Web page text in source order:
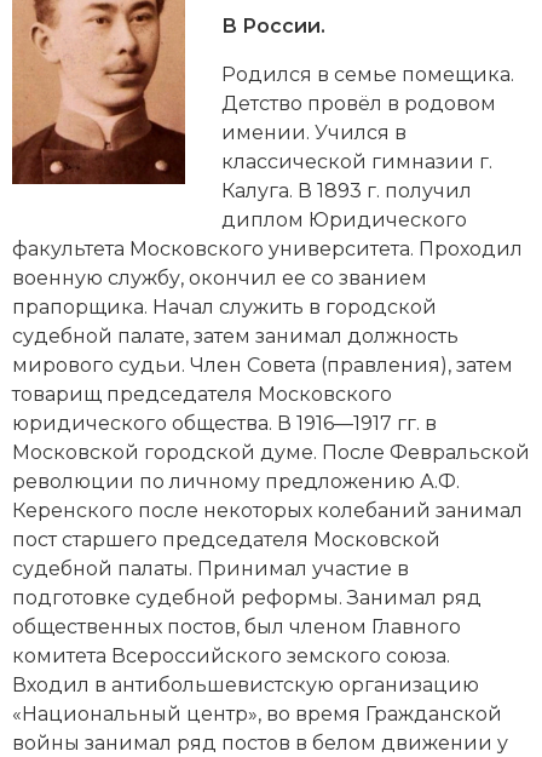
Генеалогия, геральдика
Государство и право
Европа
Империи
Историческая география и топонимика
История материальной и духовной культуры
История международных отношений
История, философия, теория и методология
исторического знания
Итория международных отношений
Латинская Америка
Новая история
Новейшая история
Нумизматика
Образование
В России.
Родился в семье помещика.
Детство провёл в родовом
имении. Учился в
классической гимназии г.
Калуга. В 1893 г. получил
диплом Юридического
факультета Московского университета. Проходил
военную службу, окончил ее со званием
прапорщика. Начал служить в городской
судебной палате, затем занимал должность
мирового судьи. Член Совета (правления), затем
товарищ председателя Московского
юридического общества. В 1916—1917 гг. в
Московской городской думе. После Февральской
революции по личному предложению А.Ф.
Керенского после некоторых колебаний занимал
пост старшего председателя Московской
судебной палаты. Принимал участие в
подготовке судебной реформы. Занимал ряд
общественных постов, был членом Главного
комитета Всероссийского земского союза.
Входил в антибольшевистскую организацию
«Национальный центр», во время Гражданской
войны занимал ряд постов в белом движении у